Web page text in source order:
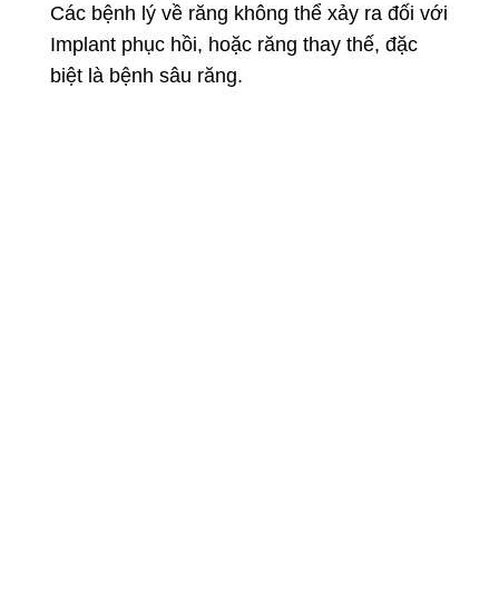
Các bệnh lý về răng không thể xảy ra đối với
Implant phục hồi, hoặc răng thay thế, đặc
biệt là bệnh sâu răng.